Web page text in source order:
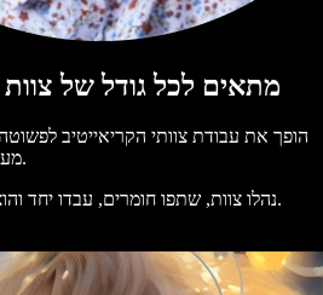
Speechify Studio מתאים לכל גודל של צוות
מעסק בודד ועד צוותים ארגוניים.
נהלו צוות, שתפו חומרים, עבדו יחד והוציאו פרויקטים מהר מאי פעם.